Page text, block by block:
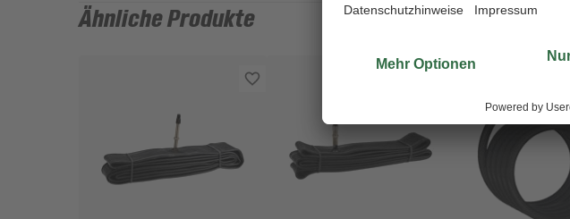
Ähnliche Produkte